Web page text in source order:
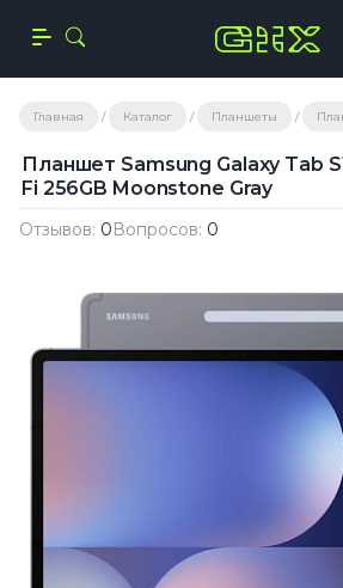
Главная Каталог Планшеты
Планшет Samsung Galaxy Tab
Fi 256GB Moonstone Gray
Отзывов: 0Вопросов: 0